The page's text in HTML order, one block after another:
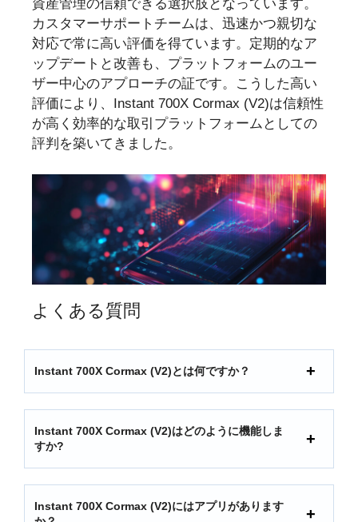
資産管理の信頼できる選択肢となっています。
カスタマーサポートチームは、迅速かつ親切な
対応で常に高い評価を得ています。定期的なア
ップデートと改善も、プラットフォームのユー
ザー中心のアプローチの証です。こうした高い
評価により、Instant 700X Cormax (V2)は信頼性
が高く効率的な取引プラットフォームとしての
評判を築いてきました。
よくある質問
Instant 700X Cormax (V2)とは何ですか？
Instant 700X Cormax (V2)はどのように機能しま
すか?
Instant 700X Cormax (V2)にはアプリがあります